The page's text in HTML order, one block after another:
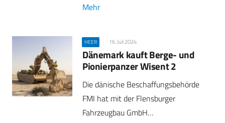
Mehr
HEER 16. Juli 2024
Dänemark kauft Berge- und
Pionierpanzer Wisent 2
Die dänische Beschaffungsbehörde
FMI hat mit der Flensburger
Fahrzeugbau GmbH…